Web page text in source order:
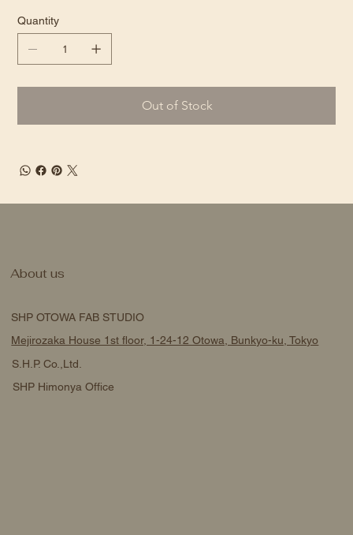
Quantity
Out of Stock
SHP OTOWA FAB STUDIO
Mejirozaka House 1st floor, 1-24-12 Otowa, Bunkyo-ku, Tokyo
S.H.P. Co.,Ltd.
SHP Himonya Office
About us